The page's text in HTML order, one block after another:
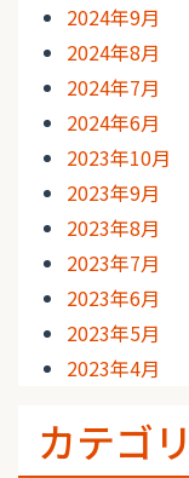
2024年9月
2024年8月
2024年7月
2024年6月
2023年10月
2023年9月
2023年8月
2023年7月
2023年6月
2023年5月
2023年4月
カテゴ